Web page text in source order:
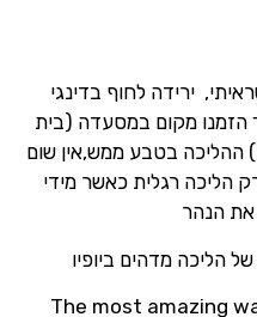
ירידה לחוף בדינגי
הזמנו מקום במסעדה (בית
בטבע ממש,אין שום
הליכה רגלית כאשר מידי
The most amazing